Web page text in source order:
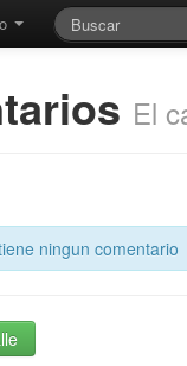
El
ningun comentario